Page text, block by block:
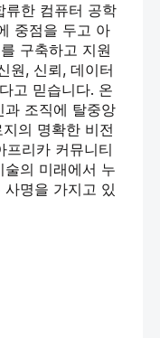
류한 컴퓨터 공학
중점을 두고 아
구축하고 지원
원, 신뢰, 데이터
고 믿습니다. 온
과 조직에 탈중앙
의 명확한 비전
프리카 커뮤니티
의 미래에서 누
명을 가지고 있